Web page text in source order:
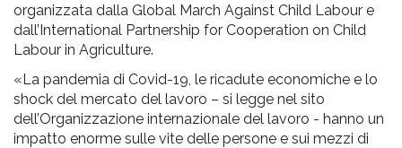
organizzata dalla Global March Against Child Labour e
dall’International Partnership for Cooperation on Child
Labour in Agriculture.
«La pandemia di Covid-19, le ricadute economiche e lo
shock del mercato del lavoro – si legge nel sito
dell’Organizzazione internazionale del lavoro - hanno un
impatto enorme sulle vite delle persone e sui mezzi di